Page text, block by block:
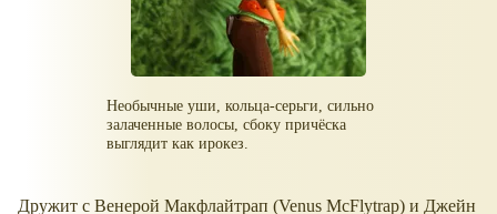
Необычные уши, кольца-серьги, сильно
залаченные волосы, сбоку причёска
выглядит как ирокез.
Дружит с Венерой Макфлайтрап (Venus McFlytrap) и Джейн